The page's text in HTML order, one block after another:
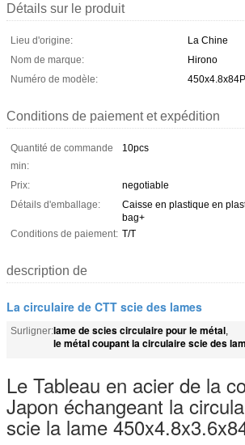
Détails sur le produit
Lieu d'origine:
La Chine
Nom de marque:
Hirono
Numéro de modèle:
450x4.8x84P
Conditions de paiement et expédition
Quantité de commande
min:
10pcs
Prix:
negotiable
Détails d'emballage:
Caisse en plastique en
bag+
Conditions de paiement: T/T
description de
La circulaire de CTT scie des lames
Surligner:lame de scies circulaire pour le métal,
le métal coupant la circulaire scie des
Le Tableau en acier de la
Japon échangeant la
scie la lame